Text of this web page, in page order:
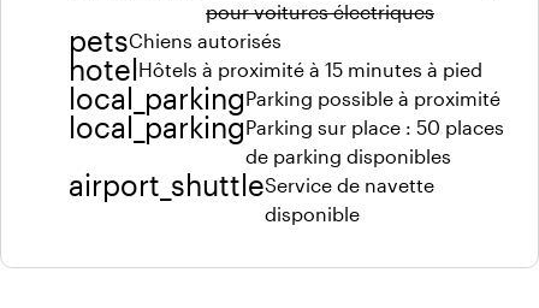
pour voitures électriques
petsChiens autorisés
hotelHôtels à proximité à 15 minutes à pied
local_parkingParking possible à proximité
local_parkingParking sur place : 50 places
de parking disponibles
airport_shuttleService de navette
disponible